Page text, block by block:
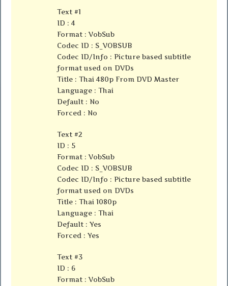
Text #1
ID : 4
Format : VobSub
Codec ID : S_VOBSUB
Codec ID/Info : Picture based subtitle
format used on DVDs
Title : Thai 480p From DVD Master
Language : Thai
Default : No
Forced : No
Text #2
ID : 5
Format : VobSub
Codec ID : S_VOBSUB
Codec ID/Info : Picture based subtitle
format used on DVDs
Title : Thai 1080p
Language : Thai
Default : Yes
Forced : Yes
Text #3
ID : 6
Format : VobSub